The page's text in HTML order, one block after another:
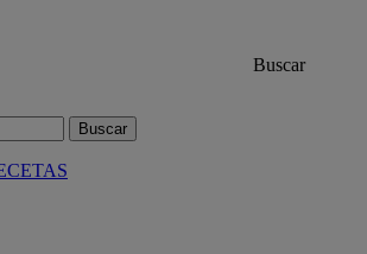
Buscar
Buscar